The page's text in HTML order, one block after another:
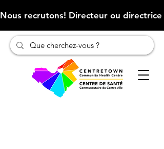
Nous recrutons! Directeur ou